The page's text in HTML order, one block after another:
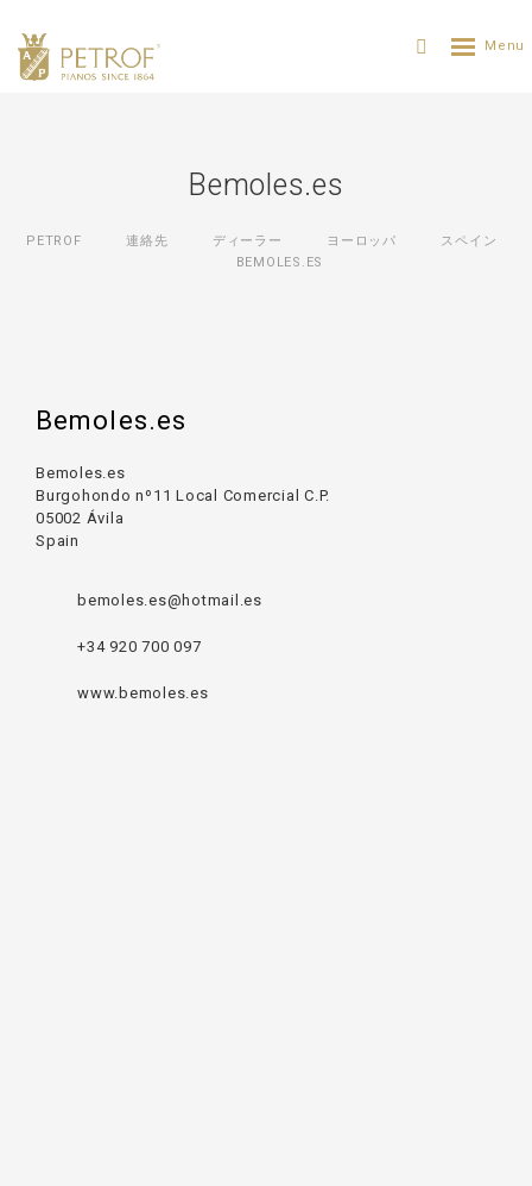
Bemoles.es
PETROF 連絡先 ディーラー ヨーロッパ
スペイン
BEMOLES.ES
Bemoles.es
Bemoles.es
Burgohondo nº11 Local Comercial C.P.
05002 Ávila
Spain
bemoles.es@hotmail.es
+34 920 700 097
www.bemoles.es